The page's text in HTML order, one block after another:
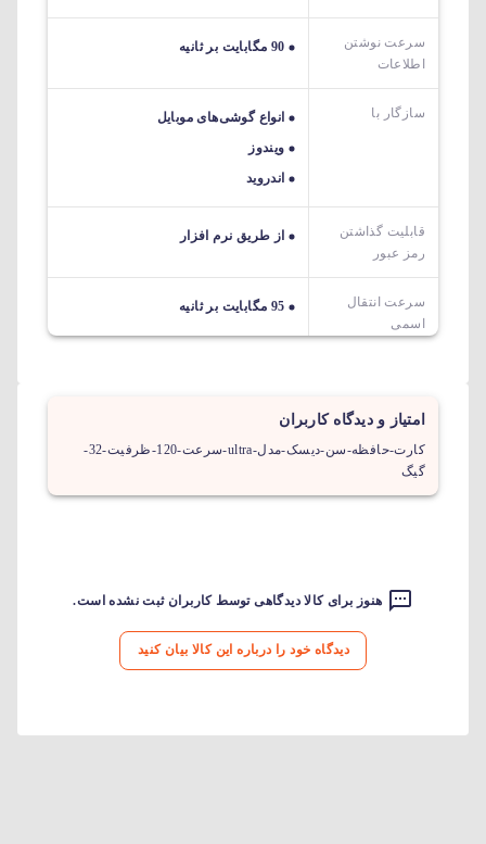
سرعت نوشتن
اطلاعات
90 مگابایت بر ثانیه
سازگار با
انواع گوشی‌های موبایل
ویندوز
اندروید
قابلیت گذاشتن
رمز عبور
از طریق نرم افزار
سرعت انتقال
اسمی
95 مگابایت بر ثانیه
امتیاز و دیدگاه کاربران
کارت-حافظه-سن-دیسک-مدل-ultra-سرعت-120-ظرفیت-32-
گیگ
هنوز برای کالا دیدگاهی توسط کاربران ثبت نشده است.
دیدگاه خود را درباره این کالا بیان کنید